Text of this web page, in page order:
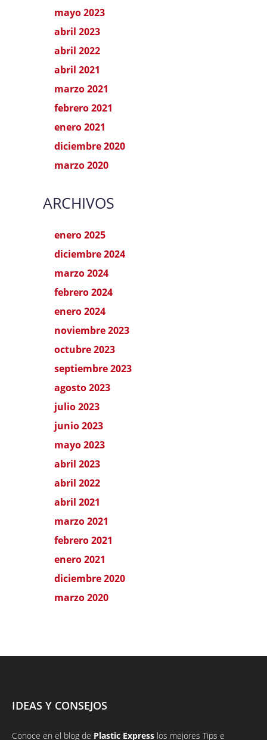
mayo 2023
abril 2023
abril 2022
abril 2021
marzo 2021
febrero 2021
enero 2021
diciembre 2020
marzo 2020
ARCHIVOS
enero 2025
diciembre 2024
marzo 2024
febrero 2024
enero 2024
noviembre 2023
octubre 2023
septiembre 2023
agosto 2023
julio 2023
junio 2023
mayo 2023
abril 2023
abril 2022
abril 2021
marzo 2021
febrero 2021
enero 2021
diciembre 2020
marzo 2020
IDEAS Y CONSEJOS
Conoce en el blog de Plastic Express los mejores Tips e